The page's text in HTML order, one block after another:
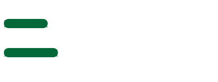
Fragebogen
Stundenzettel